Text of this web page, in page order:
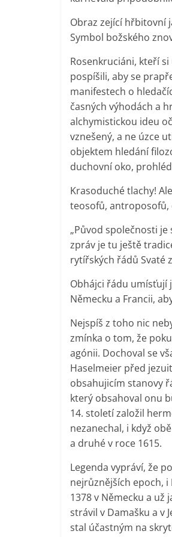
Obraz zející hřbitovní
Symbol božského
Rosenkruciáni, kteří
pospíšili, aby se
manifestech o
časných výhodách a
alchymistickou ideu
vznešený, a ne úzce
objektem hledání
duchovní oko,
Krasoduché tlachy!
teosofů, antroposofů,
„Původ společnosti
zpráv je tu ještě
rytířských řádů Svaté
Obhájci řádu umísťují
Německu a Francii,
Nejspíš z toho nic
zmínka o tom, že
agónii. Dochoval se
Haselmeier před
obsahujicím stanovy
který obsahoval onu
14. století založil
nezanechal, i když
a druhé v roce 1615.
Legenda vypráví, že
nejrůznějších epoch,
1378 v Německu a
strávil v Damašku a v
stal účastným na